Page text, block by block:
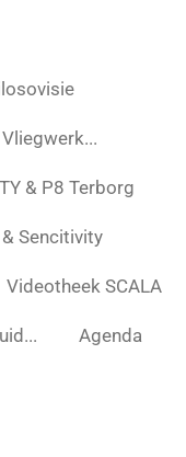
& P8 Terborg
Sencitivity
Videotheek SCALA
Agenda